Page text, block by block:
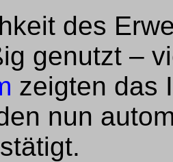
des
genutzt –
zeigten das
nun